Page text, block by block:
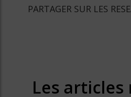
PARTAGER SUR LES
Les